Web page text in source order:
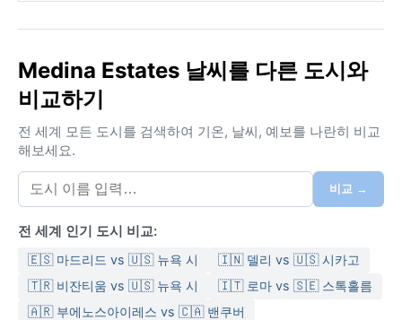
Medina Estates 날씨를 다른 도시와
비교하기
전 세계 모든 도시를 검색하여 기온, 날씨, 예보를 나란히 비교
해보세요.
비교 →
전 세계 인기 도시 비교:
🇪🇸 마드리드 vs 🇺🇸 뉴욕 시
🇮🇳 델리 vs 🇺🇸 시카고
🇹🇷 비잔티움 vs 🇺🇸 뉴욕 시
🇮🇹 로마 vs 🇸🇪 스톡홀름
🇦🇷 부에노스아이레스 vs 🇨🇦 밴쿠버